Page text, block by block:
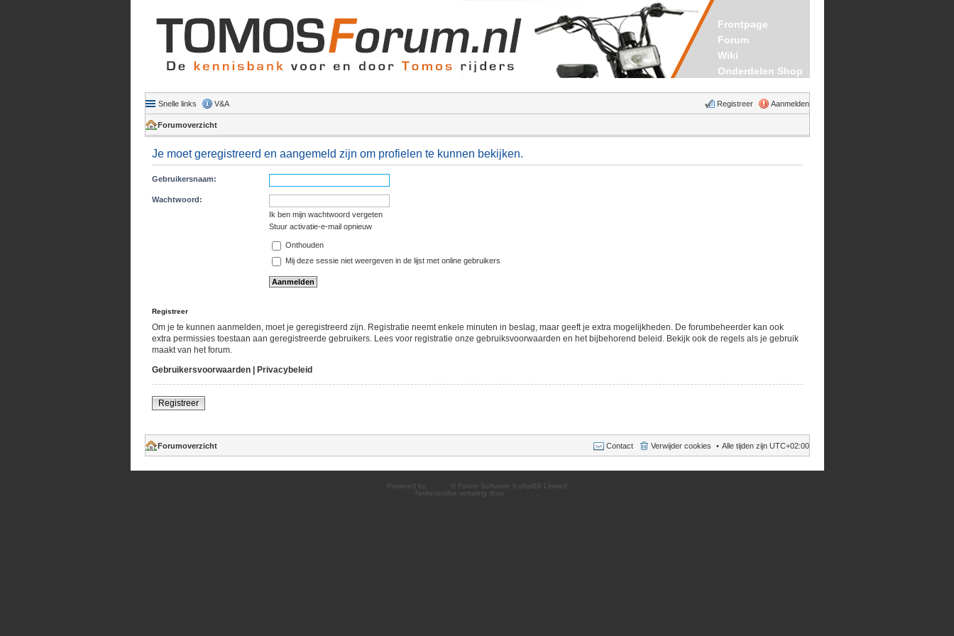
Frontpage
Forum
Wiki
Onderdelen Shop
Snelle links V&A Aanmelden
Registreer
Forumoverzicht
Je moet geregistreerd en aangemeld zijn om profielen te kunnen bekijken.
Gebruikersnaam:
Wachtwoord:
Ik ben mijn wachtwoord vergeten
Stuur activatie-e-mail opnieuw
Onthouden
Mij deze sessie niet weergeven in de lijst met online gebruikers
Registreer
Om je te kunnen aanmelden, moet je geregistreerd zijn. Registratie neemt enkele minuten in beslag, maar geeft je extra mogelijkheden. De forumbeheerder kan ook
extra permissies toestaan aan geregistreerde gebruikers. Lees voor registratie onze gebruiksvoorwaarden en het bijbehorend beleid. Bekijk ook de regels als je gebruik
maakt van het forum.
Gebruikersvoorwaarden| Privacybeleid
Registreer
Forumoverzicht Alle tijden zijn UTC+02:00
Verwijder cookies
Contact
Powered by
® Forum Software © phpBB Limited
Nederlandse vertaling door